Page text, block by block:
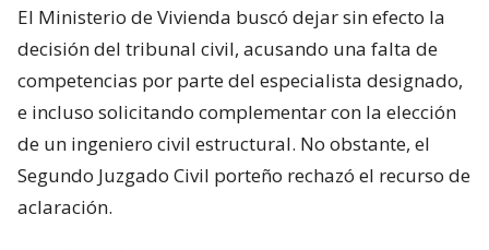
El Ministerio de Vivienda buscó dejar sin efecto la
decisión del tribunal civil, acusando una falta de
competencias por parte del especialista designado,
e incluso solicitando complementar con la elección
de un ingeniero civil estructural. No obstante, el
Segundo Juzgado Civil porteño rechazó el recurso de
aclaración.